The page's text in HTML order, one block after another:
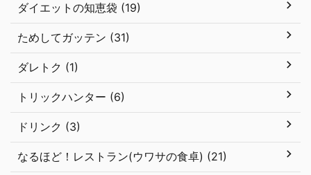
ダイエットの知恵袋 (19)
ためしてガッテン (31)
ダレトク (1)
トリックハンター (6)
ドリンク (3)
なるほど！レストラン(ウワサの食卓) (21)